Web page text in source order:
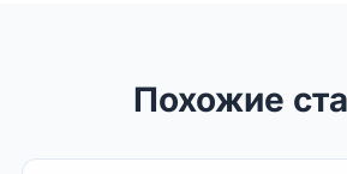
Похожие